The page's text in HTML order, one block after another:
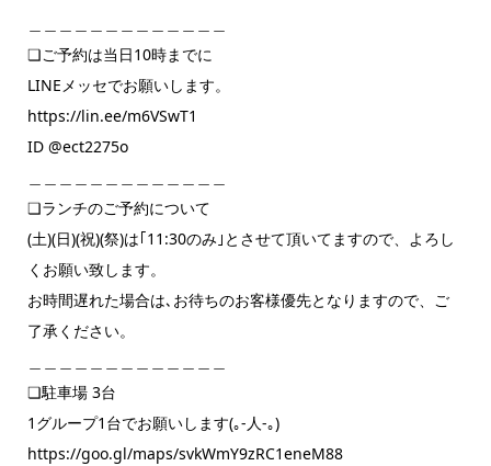
❏ご予約は当日10時までに
LINEメッセでお願いします。
https://lin.ee/m6VSwT1
ID @ect2275o
❏ランチのご予約について
(土)(日)(祝)(祭)は｢11:30のみ｣とさせて頂いてますので、よろし
くお願い致します。
お時間遅れた場合は､お待ちのお客様優先となりますので、ご
了承ください。
❏駐車場 3台
1グループ1台でお願いします(｡-人-｡)
https://goo.gl/maps/svkWmY9zRC1eneM88